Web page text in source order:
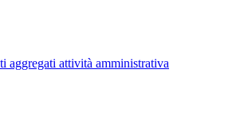
aggregati attività amministrativa